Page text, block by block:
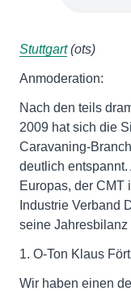
Stuttgart(ots)
Anmoderation:
Nach den teils
2009 hat sich die
Caravaning-
deutlich
Europas, der CMT
Industrie Verband
seine
1. O-Ton Klaus
Wir haben einen